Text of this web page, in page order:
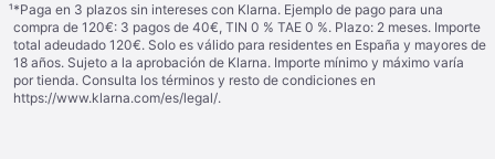
¹*Paga en 3 plazos sin intereses con Klarna. Ejemplo de pago para una
compra de 120€: 3 pagos de 40€, TIN 0 % TAE 0 %. Plazo: 2 meses. Importe
total adeudado 120€. Solo es válido para residentes en España y mayores de
18 años. Sujeto a la aprobación de Klarna. Importe mínimo y máximo varía
por tienda. Consulta los términos y resto de condiciones en
https://www.klarna.com/es/legal/.